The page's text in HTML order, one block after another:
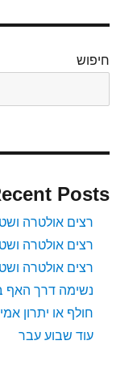
חיפוש
Posts
רצים אולטרה ושטח
רצים אולטרה ושטח
רצים אולטרה ושטח
נשימה דרך האף
חולף או יתרון
עוד שבוע עבר